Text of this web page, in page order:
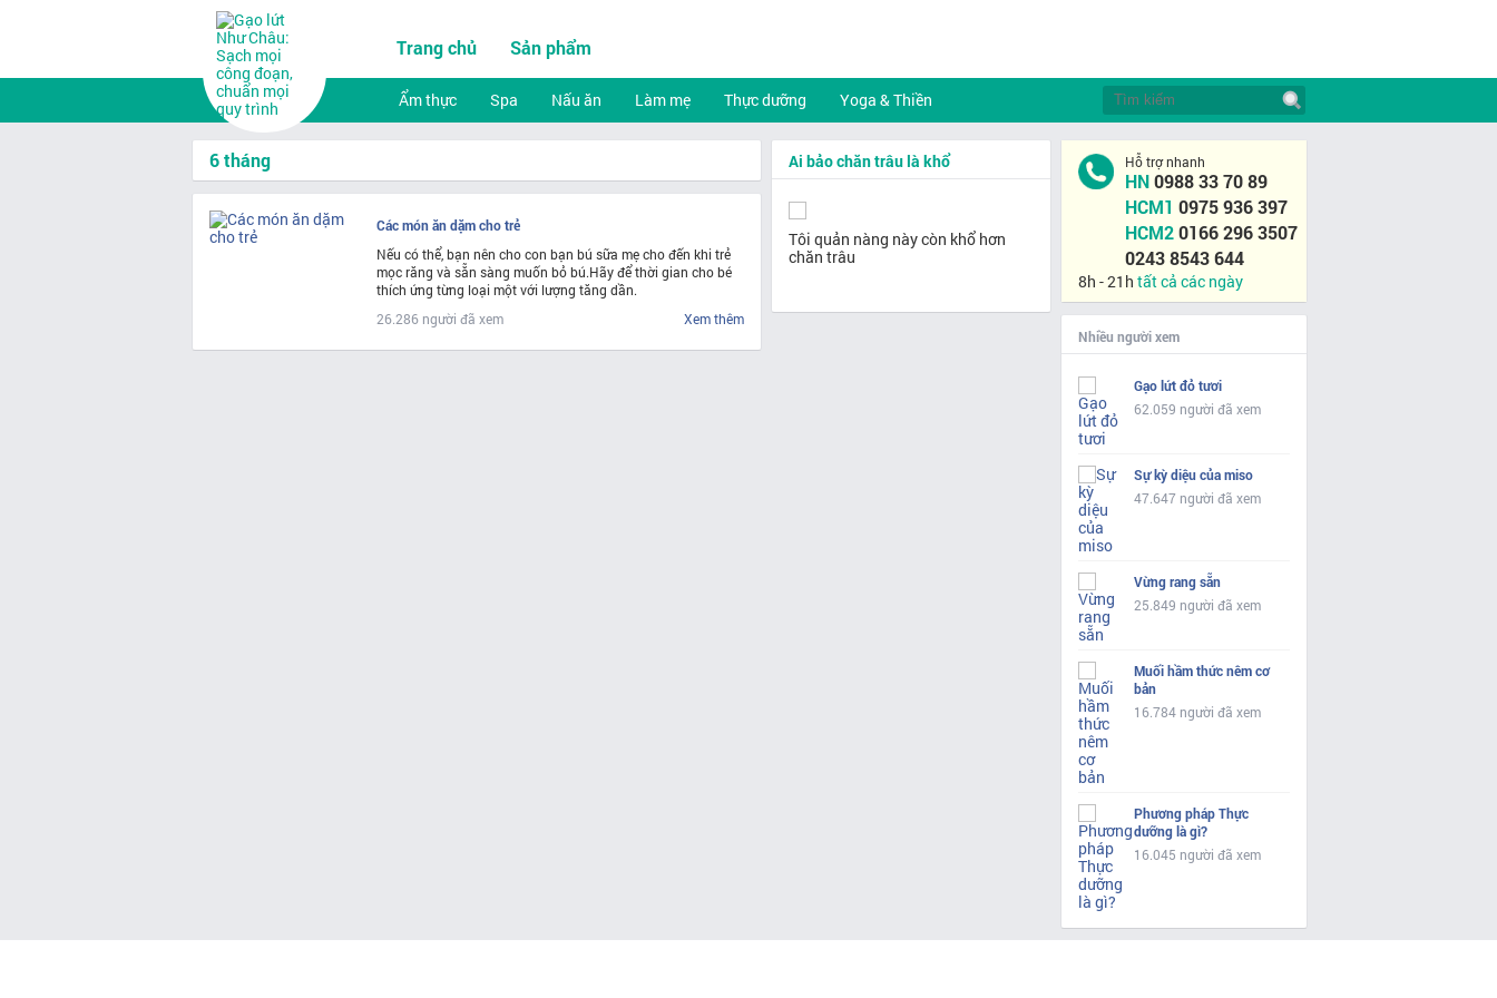
Trang chủ Sản phẩm
Ẩm thực Spa Nấu ăn Làm mẹ Thực dưỡng Yoga & Thiền
6 tháng
Các món ăn dặm cho trẻ
Nếu có thể, bạn nên cho con bạn bú sữa mẹ cho đến khi trẻ
mọc răng và sẵn sàng muốn bỏ bú.Hãy để thời gian cho bé
thích ứng từng loại một với lượng tăng dần.
26.286 người đã xem
Xem thêm
Ai bảo chăn trâu là khổ
Tôi quản nàng này còn khổ hơn
chăn trâu
Hỗ trợ nhanh
HN0988 33 70 89
HCM1 0975 936 397
HCM20166 296 3507
0243 8543 644
8h - 21h tất cả các ngày
Nhiều người xem
Gạo lứt đỏ tươi
62.059 người đã xem
Sự kỳ diệu của miso
47.647 người đã xem
Vừng rang sẵn
25.849 người đã xem
Muối hầm thức nêm cơ
bản
16.784 người đã xem
Phương pháp Thực
dưỡng là gì?
16.045 người đã xem